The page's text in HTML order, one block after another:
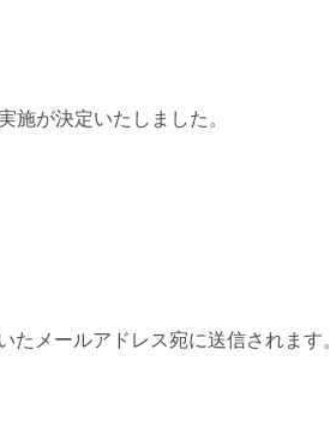
が決定いたしました。
メールアドレス宛に送信されます。